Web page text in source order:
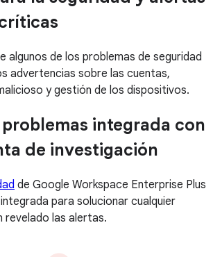
algunos de los problemas de seguridad
advertencias sobre las cuentas,
y gestión de los dispositivos.
integrada con
de investigación
de Google Workspace Enterprise Plus
para solucionar cualquier
revelado las alertas.